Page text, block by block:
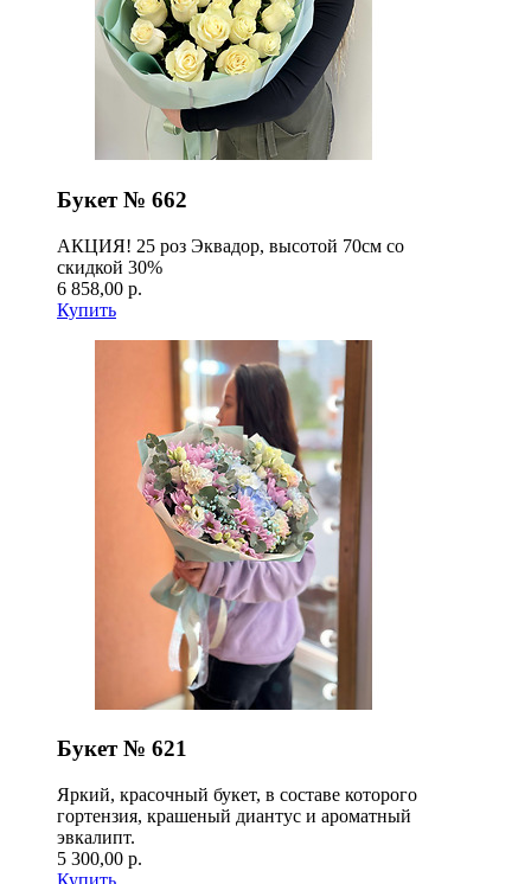
Букет № 662
АКЦИЯ! 25 роз Эквадор, высотой 70см со
скидкой 30%
6 858,00 р.
Купить
Букет № 621
Яркий, красочный букет, в составе которого
гортензия, крашеный диантус и ароматный
эвкалипт.
5 300,00 р.